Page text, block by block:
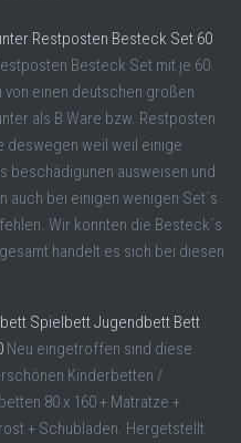
Restposten Besteck Set 60
Besteck Set mit je 60
von einen deutschen großen
als B Ware bzw. Restposten
deswegen weil weil einige
beschädigunen ausweisen und
auch bei einigen wenigen Set´s
Wir konnten die Besteck´s
handelt es sich bei diesen
Spielbett Jugendbett Bett
Neu eingetroffen sind diese
Kinderbetten /
80 x 160 + Matratze +
+ Schubladen. Hergetstellt